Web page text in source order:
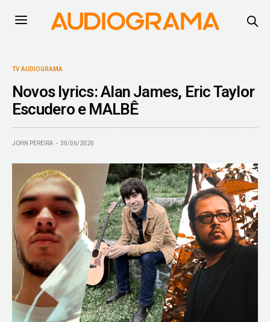
TV AUDIOGRAMA
Novos lyrics: Alan James, Eric Taylor
Escudero e MALBÊ
JOHN PEREIRA 30/06/2020